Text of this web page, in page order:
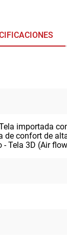
importada
confort de
- Tela 3D (Air